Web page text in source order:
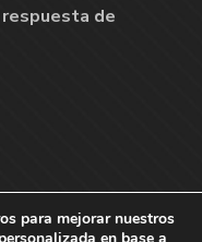
de
para mejorar nuestros